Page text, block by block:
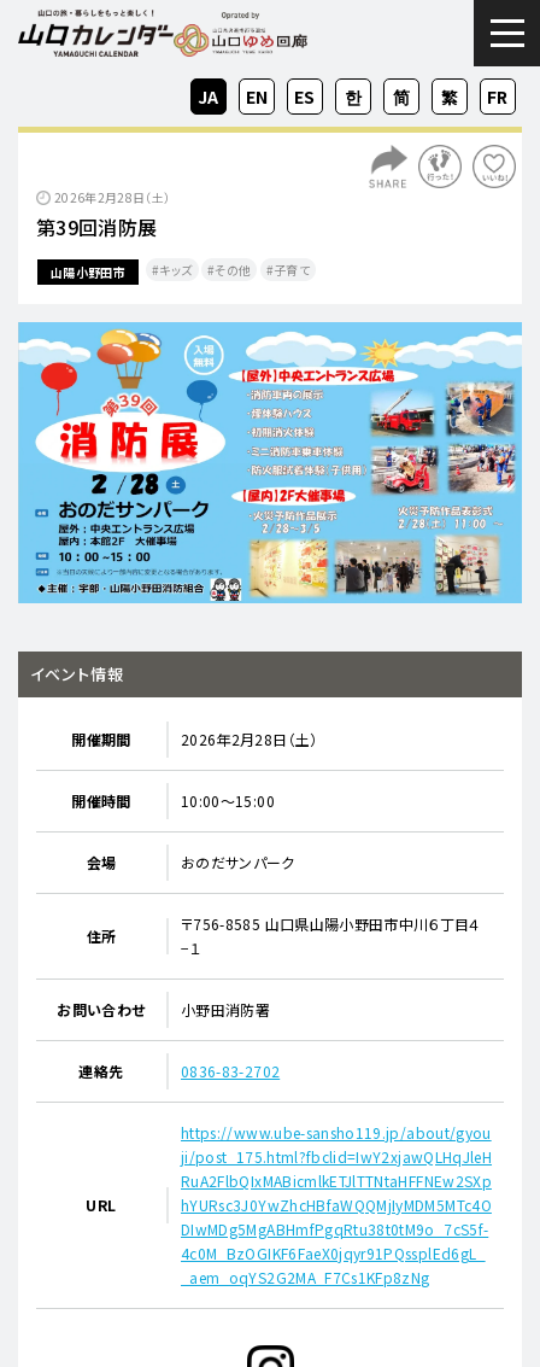
ZH-
CN
ZH-
TW
EN FR
JA KO
ES
2026年2月28日（土）
第39回消防展
山陽小野田市 キッズ その他 子育て
イベント情報
開催期間 2026年2月28日（土）
開催時間 10:00～15:00
会場 おのだサンパーク
住所
〒756-8585 山口県山陽小野田市中川６丁目４
−１
お問い合わせ 小野田消防署
連絡先 0836-83-2702
URL
https://www.ube-sansho119.jp/about/gyou
ji/post_175.html?fbclid=IwY2xjawQLHqJleH
RuA2FlbQIxMABicmlkETJlTTNtaHFFNEw2SXp
hYURsc3J0YwZhcHBfaWQQMjIyMDM5MTc4O
DIwMDg5MgABHmfPgqRtu38t0tM9o_7cS5f-
4c0M_BzOGIKF6FaeX0jqyr91PQssplEd6gL_
_aem_oqYS2G2MA_F7Cs1KFp8zNg